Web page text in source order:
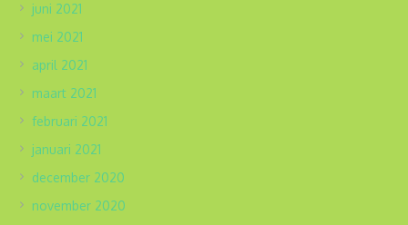
juni 2021
mei 2021
april 2021
maart 2021
februari 2021
januari 2021
december 2020
november 2020